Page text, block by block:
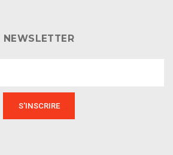
NEWSLETTER